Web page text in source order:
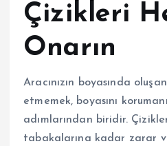
Çizikleri
Onarın
Aracınızın boyasında
etmemek, boyasını
adımlarından biridir.
tabakalarına kadar zarar